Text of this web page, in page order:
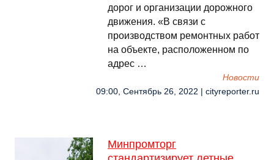
дорог и организации дорожного
движения. «В связи с
производством ремонтных работ
на объекте, расположенном по
адрес …
Новости
09:00, Сентябрь 26, 2022 | cityreporter.ru
Минпромторг